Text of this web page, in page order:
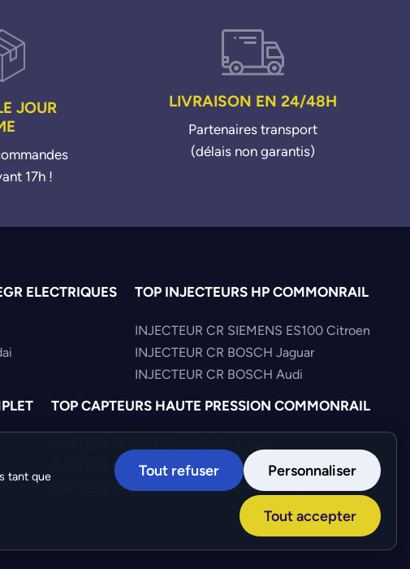
JOUR
17h !
LIVRAISON EN 24/48H
Partenaires transport
(délais non garantis)
ELECTRIQUES TOP INJECTEURS HP COMMONRAIL
INJECTEUR CR SIEMENS ES100 Citroen
INJECTEUR CR BOSCH Jaguar
INJECTEUR CR BOSCH Audi
TOP CAPTEURS HAUTE PRESSION COMMONRAIL
CAPTEUR PRESS COMMONRAIL Hyundai
CAPTEUR PRESS COMMONRAIL Volkswagen
Création :
tant que
Tout refuser Personnaliser
Tout accepter